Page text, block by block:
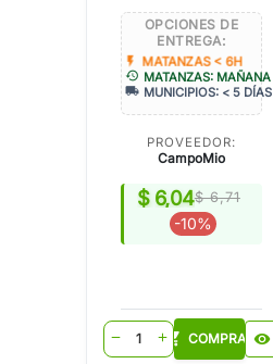
OPCIONES DE
ENTREGA:
flash_on MATANZAS < 6H
history MATANZAS: MAÑANA
local_shipping MUNICIPIOS: < 5 DÍAS
PROVEEDOR:
CampoMio
$ 6,04$ 6,71
-10%
remove addshopping_cart COMPRARvisibility